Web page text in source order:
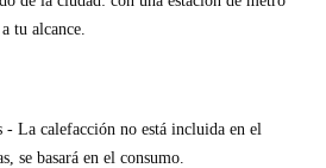
tu alcance.
- La calefacción no está incluida en el
se basará en el consumo.